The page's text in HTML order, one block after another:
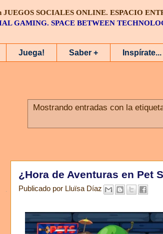
JUEGOS SOCIALES ONLINE. ESPACIO
GAMING. SPACE BETWEEN
Juega! Saber + Inspírate...
Mostrando entradas con la
¿Hora de Aventuras en Pet
Publicado por Lluïsa Díaz